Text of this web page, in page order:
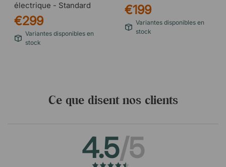
électrique - Standard
€299
Variantes disponibles en
stock
€199
Variantes disponibles en
stock
Ce que disent nos clients
4.5/5